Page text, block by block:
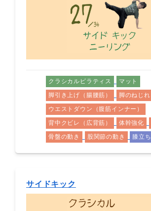
クラシカルピラティス
マット
脚引き上げ（腸腰筋）
脚のねじれ
ウエストダウン（腹筋インナー）
背中クビレ（広背筋）
体幹強化
骨盤の動き
股関節の動き 膝立ち
サイドキック